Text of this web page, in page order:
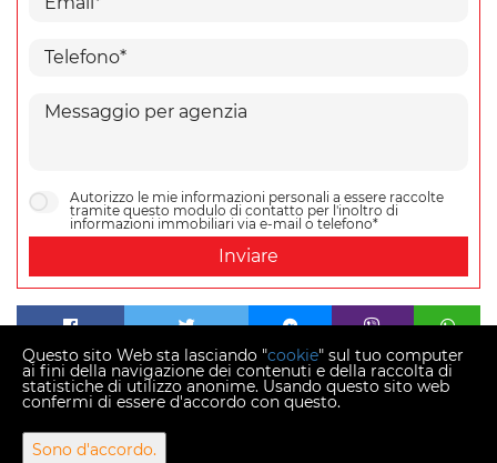
Autorizzo le mie informazioni personali a essere raccolte
tramite questo modulo di contatto per l'inoltro di
informazioni immobiliari via e-mail o telefono*
Inviare
Copyright © 2026 Momentum estates
Tasso di conversione fisso 1 EUR = 7,53450 HRK
Questo sito Web sta lasciando "cookie" sul tuo computer
ai fini della navigazione dei contenuti e della raccolta di
statistiche di utilizzo anonime. Usando questo sito web
confermi di essere d'accordo con questo.
Sono d'accordo.